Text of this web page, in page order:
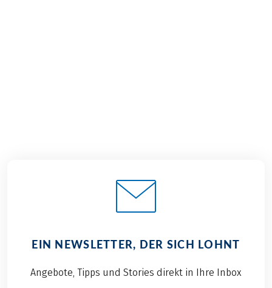
EIN NEWSLETTER, DER SICH LOHNT
Angebote, Tipps und Stories direkt in Ihre Inbox